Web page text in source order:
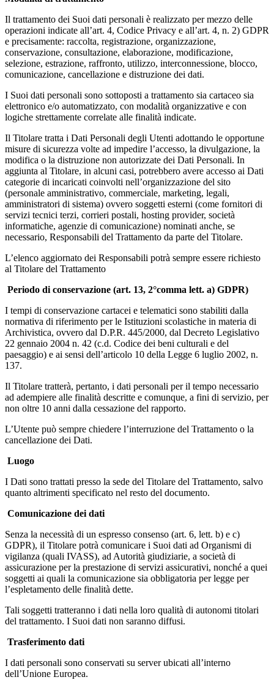
Il trattamento dei Suoi dati personali è realizzato per mezzo delle
operazioni indicate all’art. 4, Codice Privacy e all’art. 4, n. 2) GDPR
e precisamente: raccolta, registrazione, organizzazione,
conservazione, consultazione, elaborazione, modificazione,
selezione, estrazione, raffronto, utilizzo, interconnessione, blocco,
comunicazione, cancellazione e distruzione dei dati.
I Suoi dati personali sono sottoposti a trattamento sia cartaceo sia
elettronico e/o automatizzato, con modalità organizzative e con
logiche strettamente correlate alle finalità indicate.
Il Titolare tratta i Dati Personali degli Utenti adottando le opportune
misure di sicurezza volte ad impedire l’accesso, la divulgazione, la
modifica o la distruzione non autorizzate dei Dati Personali. In
aggiunta al Titolare, in alcuni casi, potrebbero avere accesso ai Dati
categorie di incaricati coinvolti nell’organizzazione del sito
(personale amministrativo, commerciale, marketing, legali,
amministratori di sistema) ovvero soggetti esterni (come fornitori di
servizi tecnici terzi, corrieri postali, hosting provider, società
informatiche, agenzie di comunicazione) nominati anche, se
necessario, Responsabili del Trattamento da parte del Titolare.
L’elenco aggiornato dei Responsabili potrà sempre essere richiesto
al Titolare del Trattamento
Periodo di conservazione (art. 13, 2°comma lett. a) GDPR)
I tempi di conservazione cartacei e telematici sono stabiliti dalla
normativa di riferimento per le Istituzioni scolastiche in materia di
Archivistica, ovvero dal D.P.R. 445/2000, dal Decreto Legislativo
22 gennaio 2004 n. 42 (c.d. Codice dei beni culturali e del
paesaggio) e ai sensi dell’articolo 10 della Legge 6 luglio 2002, n.
137.
Il Titolare tratterà, pertanto, i dati personali per il tempo necessario
ad adempiere alle finalità descritte e comunque, a fini di servizio, per
non oltre 10 anni dalla cessazione del rapporto.
L’Utente può sempre chiedere l’interruzione del Trattamento o la
cancellazione dei Dati.
Luogo
I Dati sono trattati presso la sede del Titolare del Trattamento, salvo
quanto altrimenti specificato nel resto del documento.
Comunicazione dei dati
Senza la necessità di un espresso consenso (art. 6, lett. b) e c)
GDPR), il Titolare potrà comunicare i Suoi dati ad Organismi di
vigilanza (quali IVASS), ad Autorità giudiziarie, a società di
assicurazione per la prestazione di servizi assicurativi, nonché a quei
soggetti ai quali la comunicazione sia obbligatoria per legge per
l’espletamento delle finalità dette.
Tali soggetti tratteranno i dati nella loro qualità di autonomi titolari
del trattamento. I Suoi dati non saranno diffusi.
Trasferimento dati
I dati personali sono conservati su server ubicati all’interno
dell’Unione Europea.